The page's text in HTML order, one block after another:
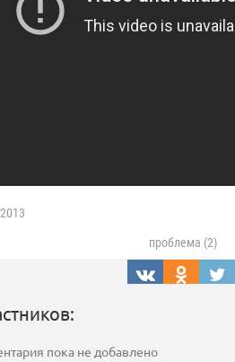
проблема (2)
пока не добавлено